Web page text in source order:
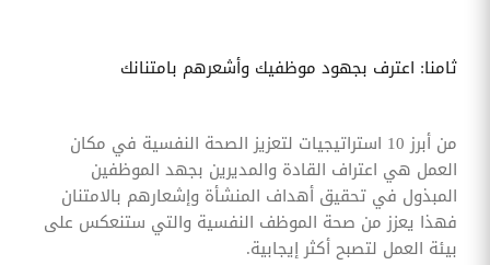
ثامنا: اعترف بجهود موظفيك وأشعرهم بامتنانك
من أبرز 10 استراتيجيات لتعزيز الصحة النفسية في مكان
العمل هي اعتراف القادة والمديرين بجهد الموظفين
المبذول في تحقيق أهداف المنشأة وإشعارهم بالامتنان
فهذا يعزز من صحة الموظف النفسية والتي ستنعكس على
بيئة العمل لتصبح أكثر إيجابية.